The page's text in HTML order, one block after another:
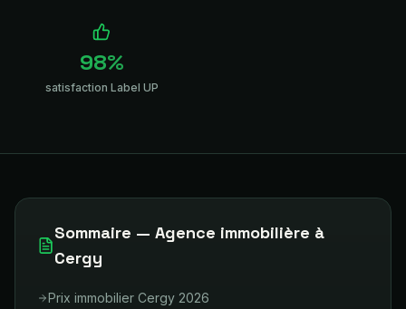
98%
satisfaction Label UP
Sommaire — Agence immobilière à
Cergy
Prix immobilier Cergy 2026